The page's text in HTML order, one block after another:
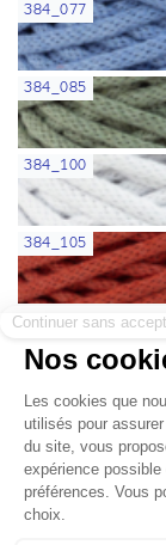
384_077
384_085
384_100
384_105